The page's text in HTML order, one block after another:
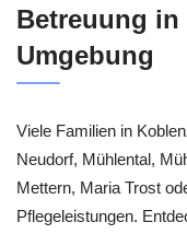
Betreuung
Umgebung
Viele Familien in
Neudorf, Mühlental,
Mettern, Maria Trost
Pflegeleistungen.